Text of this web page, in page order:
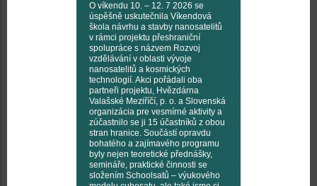
O víkendu 10. – 12. 7 2026 se
úspěšně uskutečnila Víkendová
škola návrhu a stavby nanosatelitů
v rámci projektu přeshraniční
spolupráce s názvem Rozvoj
vzdělávání v oblasti vývoje
nanosatelitů a kosmických
technologií. Akci pořádali oba
partneři projektu, Hvězdárna
Valašské Meziříčí, p. o. a Slovenská
organizácia pre vesmírné aktivity a
zúčastnilo se ji 15 účastníků z obou
stran hranice. Součástí opravdu
bohatého a zajímavého programu
byly nejen teoretické přednášky,
semináře, praktické činnosti se
složením Schoolsatů – výukového